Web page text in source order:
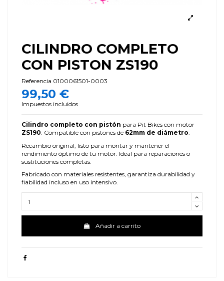
CILINDRO COMPLETO
CON PISTON ZS190
Referencia 0100061501-0003
99,50 €
Impuestos incluidos
Cilindro completo con pistón para Pit Bikes con motor
ZS190. Compatible con pistones de 62mm de diámetro.
Recambio original, listo para montar y mantener el
rendimiento óptimo de tu motor. Ideal para reparaciones o
sustituciones completas.
Fabricado con materiales resistentes, garantiza durabilidad y
fiabilidad incluso en uso intensivo.
Añadir a carrito